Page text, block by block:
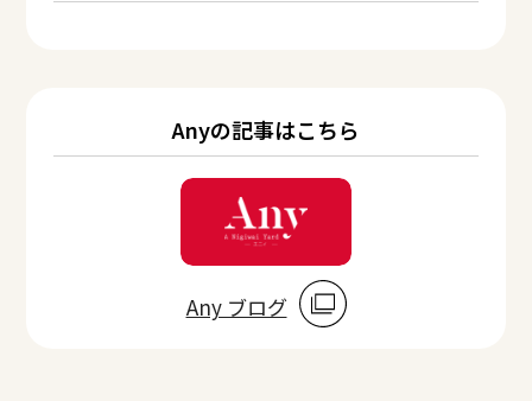
Anyの記事はこちら
Any ブログ